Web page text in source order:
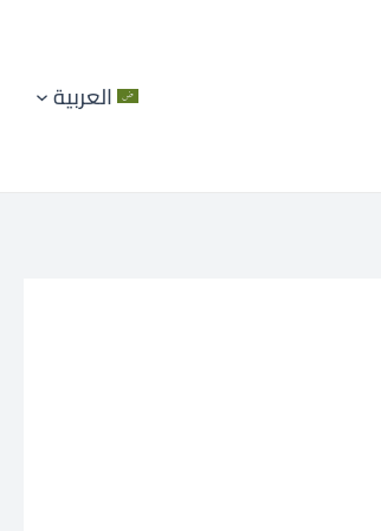
العربية